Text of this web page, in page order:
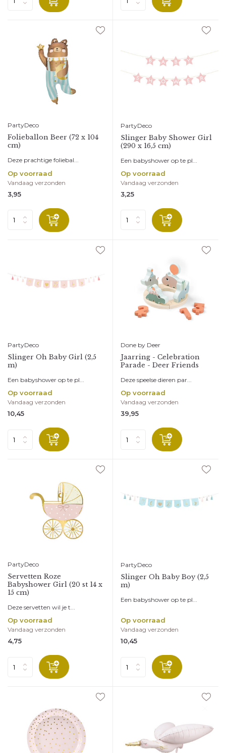
PartyDeco
Folieballon Beer (72 x 104
cm)
Deze prachtige foliebal...
Op voorraad
Vandaag verzonden
3,95
PartyDeco
Slinger Baby Shower Girl
(290 x 16,5 cm)
Een babyshower op te pl...
Op voorraad
Vandaag verzonden
3,25
PartyDeco
Slinger Oh Baby Girl (2,5
m)
Een babyshower op te pl...
Op voorraad
Vandaag verzonden
10,45
Done by Deer
Jaarring - Celebration
Parade - Deer Friends
Deze speelse dieren par...
Op voorraad
Vandaag verzonden
39,95
PartyDeco
Servetten Roze
Babyshower Girl (20 st 14 x
15 cm)
Deze servetten wil je t...
Op voorraad
Vandaag verzonden
4,75
PartyDeco
Slinger Oh Baby Boy (2,5
m)
Een babyshower op te pl...
Op voorraad
Vandaag verzonden
10,45